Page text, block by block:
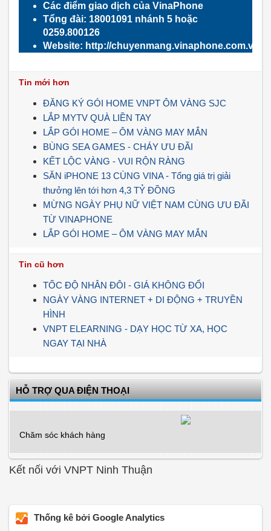
Các điểm giao dịch của VinaPhone
Tổng đài: 18001091 nhánh 5 hoặc
0259.800126
Website: http://chuyenmang.vinaphone.com.vn
Tin mới hơn
ĐĂNG KÝ GÓI HOME VNPT ÔM VÀNG SJC
LẮP MYTV QUÀ LIỀN TAY
LẮP GÓI HOME – ÔM VÀNG MAY MẮN
️BÙNG SEA GAMES - CHÁY ƯU ĐÃI
KẾT LỘC VÀNG - VUI RỘN RÀNG
SĂN iPHONE 13 CÙNG VINA - Tổng giá trị giải
thưởng lên tới hơn 4,3 TỶ ĐỒNG
MỪNG NGÀY PHỤ NỮ VIỆT NAM CÙNG ƯU ĐÃI
TỪ VINAPHONE
LẮP GÓI HOME – ÔM VÀNG MAY MẮN
Tin cũ hơn
TỐC ĐỘ NHÂN ĐÔI - GIÁ KHÔNG ĐỔI
NGÀY VÀNG INTERNET + DI ĐỘNG + TRUYỀN
HÌNH
VNPT ELEARNING - DẠY HỌC TỪ XA, HỌC
NGAY TẠI NHÀ
HỖ TRỢ QUA ĐIỆN THOẠI
Chăm sóc khách hàng
Kết nối với VNPT Ninh Thuận
Thống kê bởi Google Analytics